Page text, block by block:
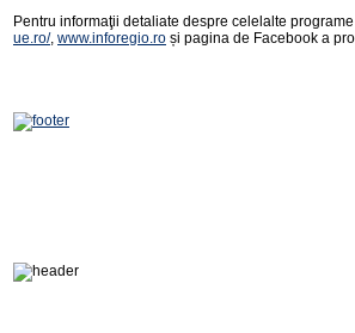
Pentru informaţii detaliate despre celelalte
ue.ro/, www.inforegio.ro și pagina de Facebook a